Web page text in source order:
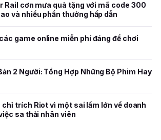
Rail cơn mưa quà tặng với mã code 300
và nhiều phần thưởng hấp dẫn
game online miễn phí đáng để chơi
2 Người: Tổng Hợp Những Bộ Phim Hay
trích Riot vì một sai lầm lớn về doanh
sa thải nhân viên